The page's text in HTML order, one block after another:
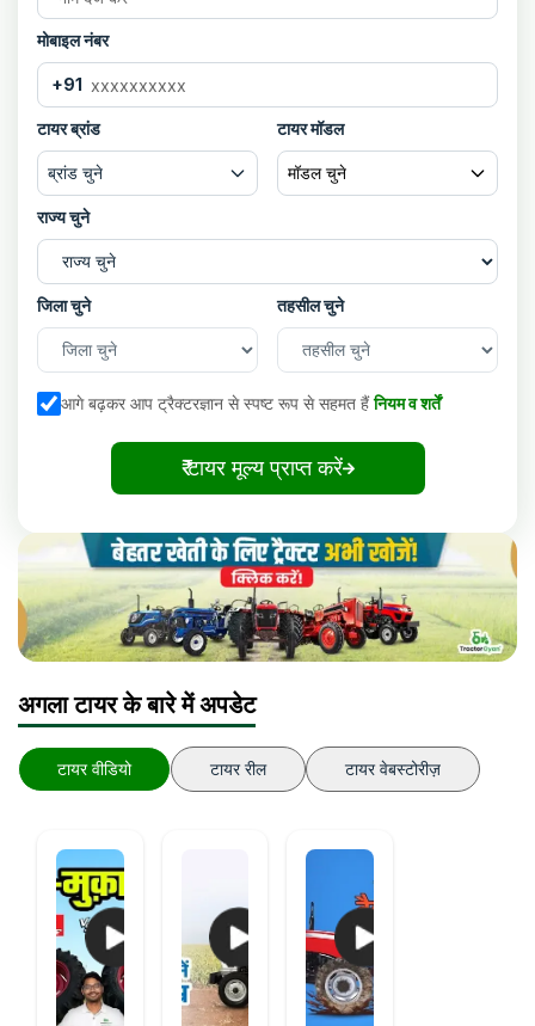
मोबाइल नंबर
+91
टायर ब्रांड
ब्रांड चुने
टायर मॉडल
मॉडल चुने
राज्य चुने
जिला चुने तहसील चुने
आगे बढ़कर आप ट्रैक्टरज्ञान से स्पष्ट रूप से सहमत हैं नियम व शर्तें
₹ टायर मूल्य प्राप्त करें
अगला टायर के बारे में अपडेट
टायर वीडियो टायर रील टायर वेबस्टोरीज़